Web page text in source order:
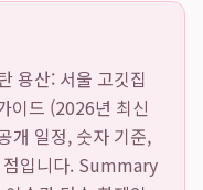
용산: 서울 고깃집
이드 (2026년 최신
개 일정, 숫자 기준,
점입니다. Summary